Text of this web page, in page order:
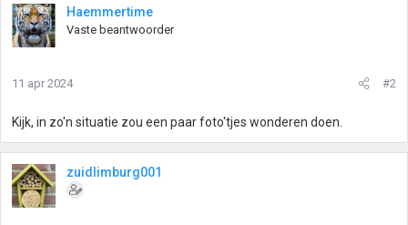
Haemmertime
Vaste beantwoorder
11 apr 2024 #2
Kijk, in zo'n situatie zou een paar foto'tjes wonderen doen.
zuidlimburg001